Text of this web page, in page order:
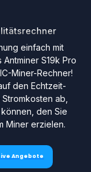
einfach mit
S19k Pro
Miner-Rechner!
den Echtzeit-
ab,
den Sie
Miner erzielen.
Angebote